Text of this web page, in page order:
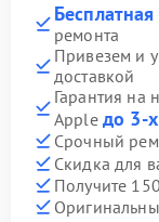
ремонта
Привезем и
доставкой
Гарантия на
Apple до 3-
Срочный
Скидка для
Получите